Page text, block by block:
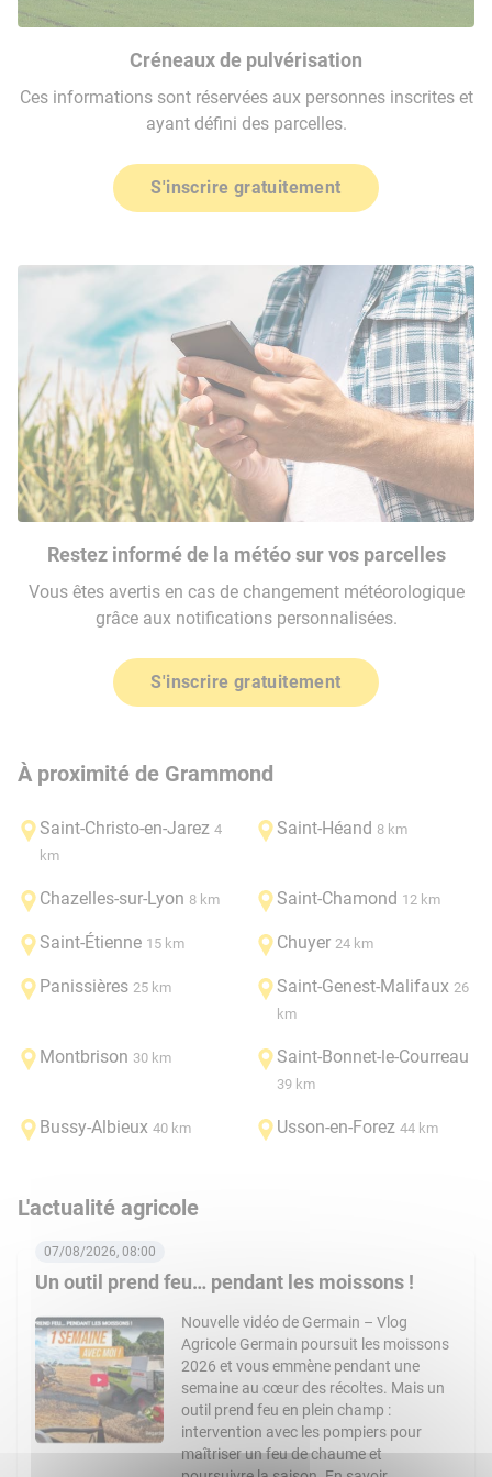
Créneaux de pulvérisation
Ces informations sont réservées aux personnes inscrites et
ayant défini des parcelles.
S'inscrire gratuitement
Restez informé de la météo sur vos parcelles
Vous êtes avertis en cas de changement météorologique
grâce aux notifications personnalisées.
S'inscrire gratuitement
À proximité de Grammond
Saint-Christo-en-Jarez 4
km
Saint-Héand 8 km
Chazelles-sur-Lyon 8 km Saint-Chamond 12 km
Saint-Étienne 15 km Chuyer 24 km
Panissières 25 km Saint-Genest-Malifaux 26
km
Montbrison 30 km Saint-Bonnet-le-Courreau
39 km
Bussy-Albieux 40 km Usson-en-Forez 44 km
L'actualité agricole
Un outil prend feu… pendant les moissons !
07/08/2026, 08:00
Nouvelle vidéo de Germain – Vlog
Agricole Germain poursuit les moissons
2026 et vous emmène pendant une
semaine au cœur des récoltes. Mais un
outil prend feu en plein champ :
intervention avec les pompiers pour
maîtriser un feu de chaume et